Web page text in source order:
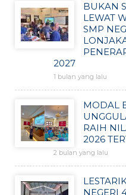
BUKAN
LEWAT
SMP
2027
1 bulan yang lalu
MODAL
RAIH
2026
2 bulan yang lalu
NEGERI